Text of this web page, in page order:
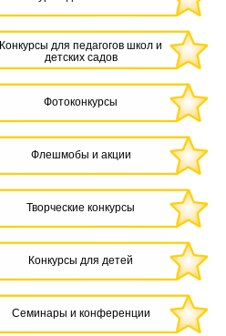
Конкурсы для педагогов школ и
детских садов
Фотоконкурсы
Флешмобы и акции
Творческие конкурсы
Конкурсы для детей
Семинары и конференции